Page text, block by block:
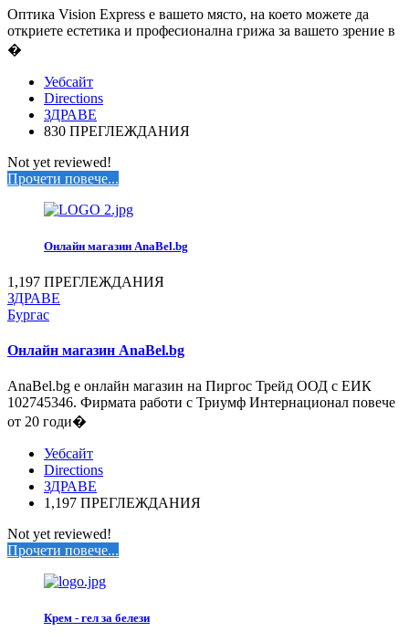
Оптика Vision Express е вашето място, на което можете да
откриете естетика и професионална грижа за вашето зрение в
�
Уебсайт
Directions
ЗДРАВЕ
830 ПРЕГЛЕЖДАНИЯ
Not yet reviewed!
Прочети повече...
Онлайн магазин AnaBel.bg
1,197 ПРЕГЛЕЖДАНИЯ
ЗДРАВЕ
Бургас
Онлайн магазин AnaBel.bg
АnaBel.bg е онлайн магазин на Пиргос Трейд ООД с ЕИК
102745346. Фирмата работи с Триумф Интернационал повече
от 20 годи�
Уебсайт
Directions
ЗДРАВЕ
1,197 ПРЕГЛЕЖДАНИЯ
Not yet reviewed!
Прочети повече...
Крем - гел за белези